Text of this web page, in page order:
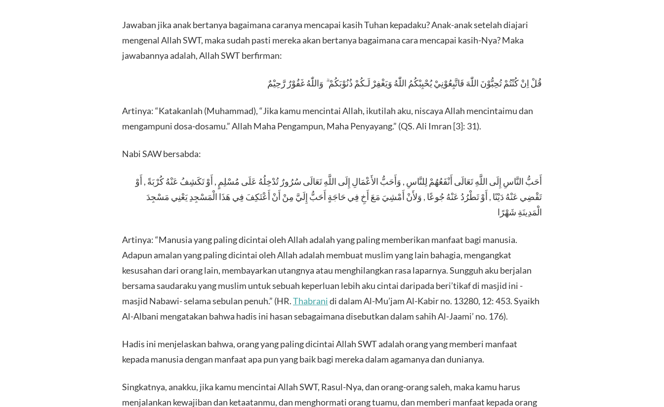
Jawaban jika anak bertanya bagaimana caranya mencapai kasih Tuhan kepadaku? Anak-anak setelah diajari
mengenal Allah SWT, maka sudah pasti mereka akan bertanya bagaimana cara mencapai kasih-Nya? Maka
jawabannya adalah, Allah SWT berfirman:
قُلْ اِنْ كُنْتُمْ تُحِبُّوْنَ اللّٰهَ فَاتَّبِعُوْنِيْ يُحْبِبْكُمُ اللّٰهُ وَيَغْفِرْ لَـكُمْ ذُنُوْبَكُمْ ۗ وَاللّٰهُ غَفُوْرٌ رَّحِيْمٌ
Artinya: “Katakanlah (Muhammad), “Jika kamu mencintai Allah, ikutilah aku, niscaya Allah mencintaimu dan
mengampuni dosa-dosamu.” Allah Maha Pengampun, Maha Penyayang.” (QS. Ali Imran [3]: 31).
Nabi SAW bersabda:
أَحَبُّ النَّاسِ إِلَى اللَّهِ تَعَالَى أَنْفَعُهُمْ لِلنَّاسِ , وَأَحَبُّ الأَعْمَالِ إِلَى اللَّهِ تَعَالَى سُرُورٌ تُدْخِلُهُ عَلَى مُسْلِمٍ , أَوْ تَكَشِفُ عَنْهُ كُرْبَةً , أَوْ
تَقْضِي عَنْهُ دَيْنًا , أَوْ تَطْرُدُ عَنْهُ جُوعًا , وَلأَنْ أَمْشِيَ مَعَ أَخِ فِي حَاجَةٍ أَحَبُّ إِلَيَّ مِنْ أَنْ أَعْتَكِفَ فِي هَذَا الْمَسْجِدِ يَعْنِي مَسْجِدَ
الْمَدِينَةِ شَهْرًا
Artinya: “Manusia yang paling dicintai oleh Allah adalah yang paling memberikan manfaat bagi manusia.
Adapun amalan yang paling dicintai oleh Allah adalah membuat muslim yang lain bahagia, mengangkat
kesusahan dari orang lain, membayarkan utangnya atau menghilangkan rasa laparnya. Sungguh aku berjalan
bersama saudaraku yang muslim untuk sebuah keperluan lebih aku cintai daripada beri’tikaf di masjid ini -
masjid Nabawi- selama sebulan penuh.” (HR.Thabranidi dalam Al-Mu’jam Al-Kabir no. 13280, 12: 453. Syaikh
Al-Albani mengatakan bahwa hadis ini hasan sebagaimana disebutkan dalam sahih Al-Jaami’ no. 176).
Hadis ini menjelaskan bahwa, orang yang paling dicintai Allah SWT adalah orang yang memberi manfaat
kepada manusia dengan manfaat apa pun yang baik bagi mereka dalam agamanya dan dunianya.
Singkatnya, anakku, jika kamu mencintai Allah SWT, Rasul-Nya, dan orang-orang saleh, maka kamu harus
menjalankan kewajiban dan ketaatanmu, dan menghormati orang tuamu, dan memberi manfaat kepada orang